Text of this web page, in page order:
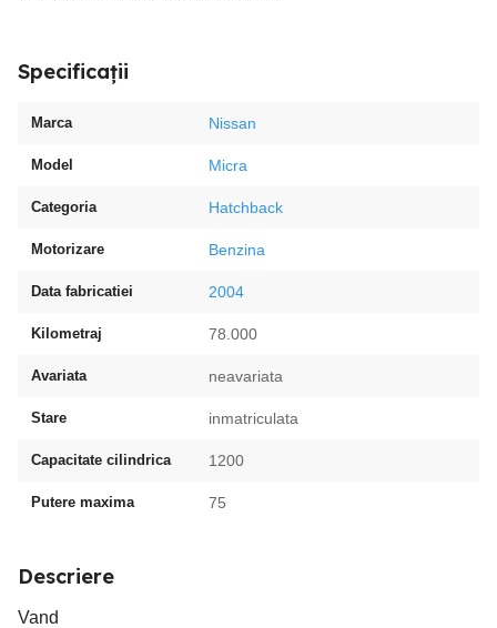
Specificații
Marca Nissan
Model Micra
Categoria Hatchback
Motorizare Benzina
Data fabricatiei 2004
Kilometraj 78.000
Avariata neavariata
Stare inmatriculata
Capacitate cilindrica 1200
Putere maxima 75
Descriere
Vand